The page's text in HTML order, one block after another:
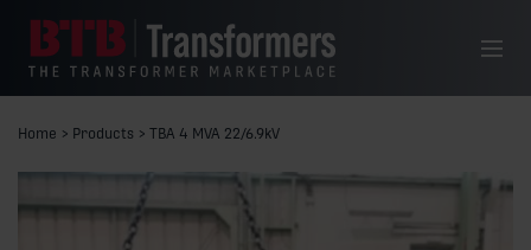
Meny
Home > Products > TBA 4 MVA 22/6.9kV